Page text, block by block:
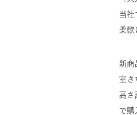
当社
柔軟
新商
室さ
高さ
で購